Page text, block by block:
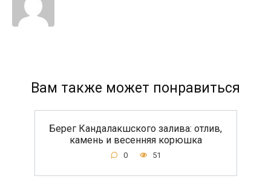
Вам также может понравиться
Берег Кандалакшского залива: отлив,
камень и весенняя корюшка
0 51